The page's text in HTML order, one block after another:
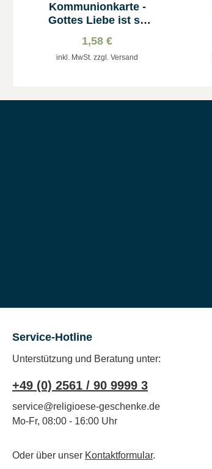
Kommunionkarte -
Gottes Liebe ist so
1,58 €
inkl. MwSt. zzgl. Versand
Service-Hotline
Unterstützung und Beratung unter:
+49 (0) 2561 / 90 9999 3
service@religioese-geschenke.de
Mo-Fr, 08:00 - 16:00 Uhr
Oder über unser Kontaktformular.